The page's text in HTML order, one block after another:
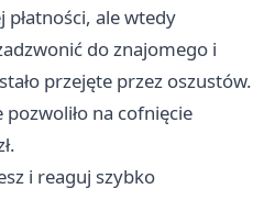
ale wtedy
do znajomego i
przejęte przez oszustów.
pozwoliło na cofnięcie
i reaguj szybko